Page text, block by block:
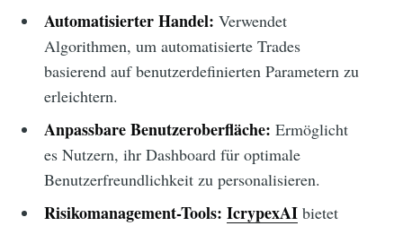
Automatisierter Handel: Verwendet
Algorithmen, um automatisierte Trades
basierend auf benutzerdefinierten Parametern zu
erleichtern.
Anpassbare Benutzeroberfläche: Ermöglicht
es Nutzern, ihr Dashboard für optimale
Benutzerfreundlichkeit zu personalisieren.
Risikomanagement-Tools: IcrypexAIbietet